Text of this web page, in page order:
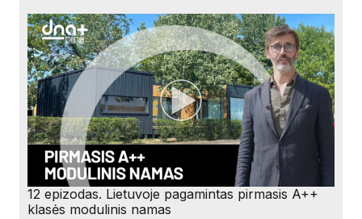
12 epizodas. Lietuvoje pagamintas pirmasis A++
klasės modulinis namas